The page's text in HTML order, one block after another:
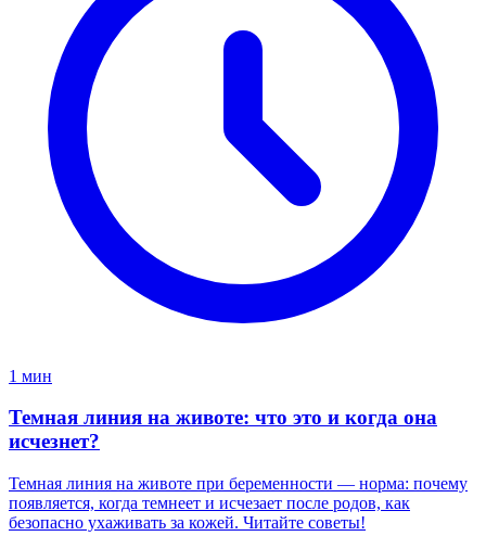
1 мин
Темная линия на животе: что это и когда она
исчезнет?
Темная линия на животе при беременности — норма: почему
появляется, когда темнеет и исчезает после родов, как
безопасно ухаживать за кожей. Читайте советы!